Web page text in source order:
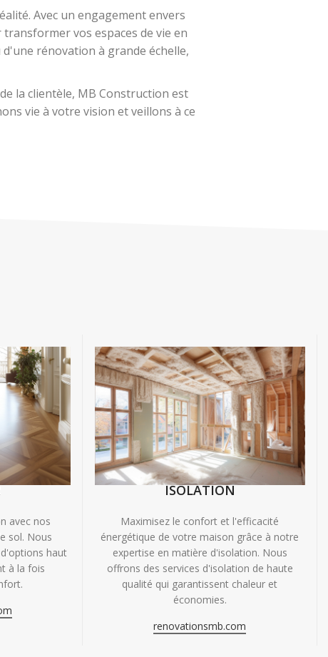
Avec un engagement envers
vos espaces de vie en
rénovation à grande échelle,
la clientèle, MB Construction est
vie à votre vision et veillons à ce
avec nos
sol. Nous
haut
à la fois
ISOLATION
Maximisez le confort et l'efficacité
énergétique de votre maison grâce à notre
expertise en matière d'isolation. Nous
offrons des services d'isolation de haute
qualité qui garantissent chaleur et
économies.
renovationsmb.com